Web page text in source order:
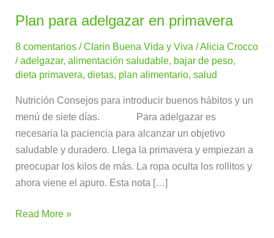
Plan para adelgazar en primavera
8 comentarios /Clarin Buena Vida y Viva /Alicia Crocco
/adelgazar,alimentación saludable, bajar de peso,
dieta primavera,dietas, plan alimentario,salud
Nutrición Consejos para introducir buenos hábitos y un
menú de siete días. Para adelgazar es
necesaria la paciencia para alcanzar un objetivo
saludable y duradero. Llega la primavera y empiezan a
preocupar los kilos de más. La ropa oculta los rollitos y
ahora viene el apuro. Esta nota […]
Plan
adelgazar
en
Read More »